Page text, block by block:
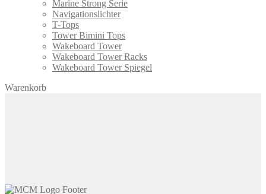
Marine Strong Serie
Navigationslichter
T-Tops
Tower Bimini Tops
Wakeboard Tower
Wakeboard Tower Racks
Wakeboard Tower Spiegel
Warenkorb